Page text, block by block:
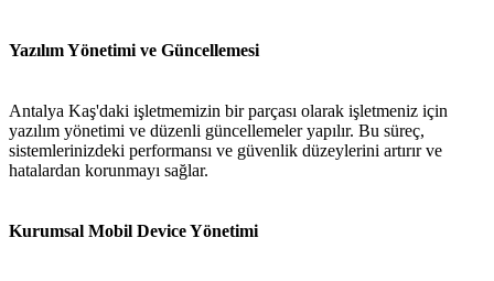
Yazılım Yönetimi ve Güncellemesi
Antalya Kaş'daki işletmemizin bir parçası olarak işletmeniz için
yazılım yönetimi ve düzenli güncellemeler yapılır. Bu süreç,
sistemlerinizdeki performansı ve güvenlik düzeylerini artırır ve
hatalardan korunmayı sağlar.
Kurumsal Mobil Device Yönetimi